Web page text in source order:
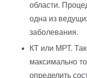
области.
одна из
заболевания.
КТ или МРТ.
максимально
определить